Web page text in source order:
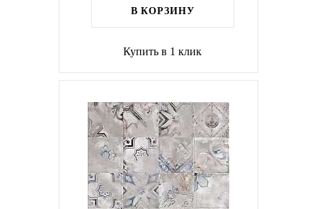
В КОРЗИНУ
Купить в 1 клик